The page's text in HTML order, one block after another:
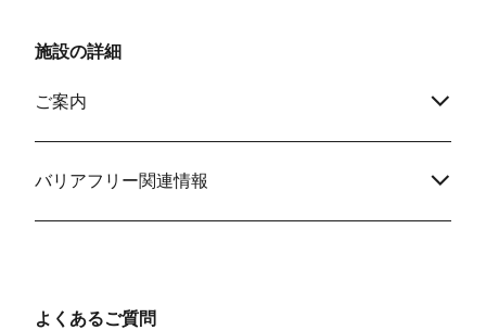
施設の詳細
ご案内
バリアフリー関連情報
よくあるご質問